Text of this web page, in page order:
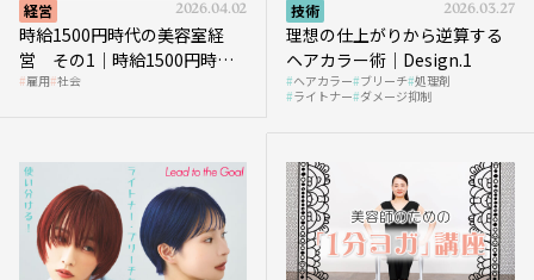
経営 2026.04.02
時給1500円時代の美容室経
営 その1｜時給1500円時代
へ向かう社会的背景
雇用 社会
技術 2026.03.27
理想の仕上がりから逆算する
ヘアカラー術｜Design.1
ヘアカラー ブリーチ 処理剤
ライトナー ダメージ抑制